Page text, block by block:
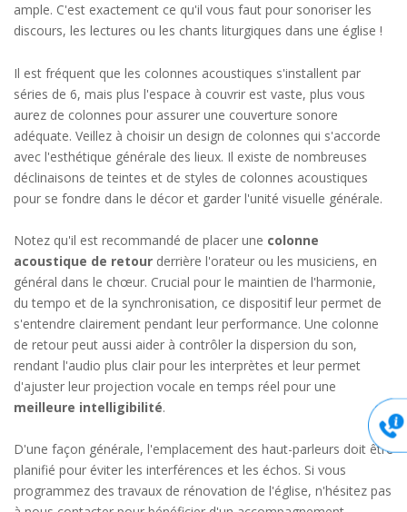
ample. C'est exactement ce qu'il vous faut pour sonoriser les
discours, les lectures ou les chants liturgiques dans une église !
Il est fréquent que les colonnes acoustiques s'installent par
séries de 6, mais plus l'espace à couvrir est vaste, plus vous
aurez de colonnes pour assurer une couverture sonore
adéquate. Veillez à choisir un design de colonnes qui s'accorde
avec l'esthétique générale des lieux. Il existe de nombreuses
déclinaisons de teintes et de styles de colonnes acoustiques
pour se fondre dans le décor et garder l'unité visuelle générale.
Notez qu'il est recommandé de placer une colonne
acoustique de retour derrière l'orateur ou les musiciens, en
général dans le chœur. Crucial pour le maintien de l'harmonie,
du tempo et de la synchronisation, ce dispositif leur permet de
s'entendre clairement pendant leur performance. Une colonne
de retour peut aussi aider à contrôler la dispersion du son,
rendant l'audio plus clair pour les interprètes et leur permet
d'ajuster leur projection vocale en temps réel pour une
meilleure intelligibilité.
D'une façon générale, l'emplacement des haut-parleurs doit être
planifié pour éviter les interférences et les échos. Si vous
programmez des travaux de rénovation de l'église, n'hésitez pas